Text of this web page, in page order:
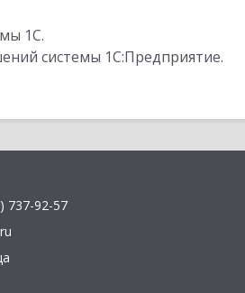
1С.
системы 1С:Предприятие.
737-92-57